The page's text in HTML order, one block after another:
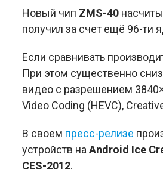
Новый чип ZMS-40
получил за счет ещё 96-ти
Если сравнивать
При этом существенно
видео с разрешением
Video Coding (HEVC),
В своем пресс-релизе
устройств на Android Ice
CES-2012.